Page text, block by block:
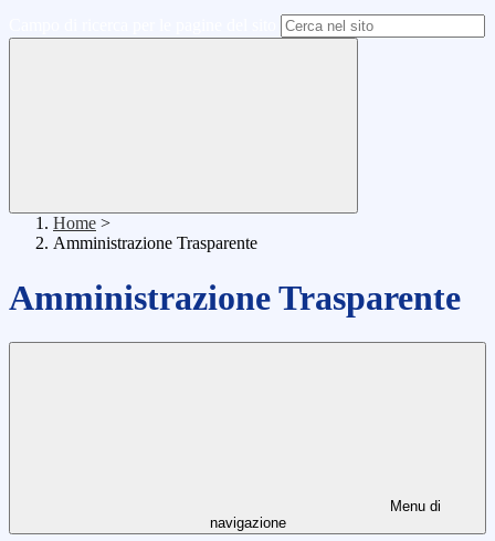
Home >
Amministrazione Trasparente
Amministrazione Trasparente
Menu di
navigazione